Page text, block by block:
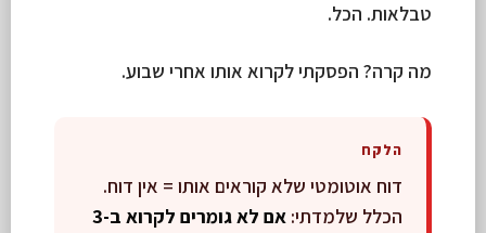
טבלאות. הכל.
מה קרה? הפסקתי לקרוא אותו אחרי שבוע.
הלקח
דוח אוטומטי שלא קוראים אותו = אין דוח.
הכלל שלמדתי:
אם לא גומרים לקרוא ב-3